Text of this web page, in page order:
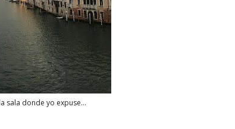
sala donde yo expuse...